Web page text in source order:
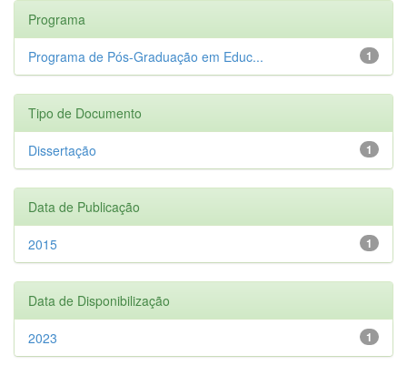
Programa
1
Programa de Pós-Graduação em Educ...
Tipo de Documento
1
Dissertação
Data de Publicação
1
2015
Data de Disponibilização
1
2023